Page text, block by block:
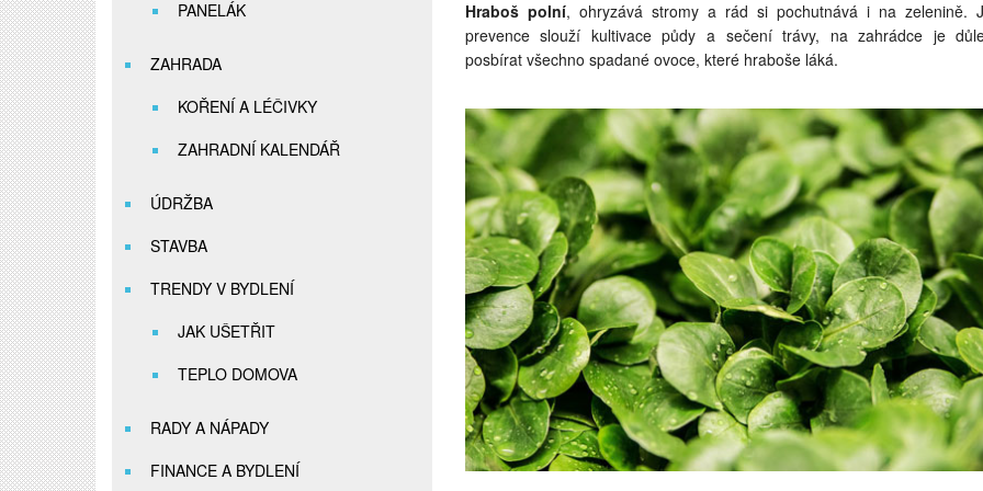
PANELÁK
ZAHRADA
KOŘENÍ A LÉČIVKY
ZAHRADNÍ KALENDÁŘ
ÚDRŽBA
STAVBA
TRENDY V BYDLENÍ
JAK UŠETŘIT
TEPLO DOMOVA
RADY A NÁPADY
FINANCE A BYDLENÍ
Hraboš polní, ohryzává stromy a rád si pochutnává i na zelenině.
prevence slouží kultivace půdy a sečení trávy, na zahrádce je
posbírat všechno spadané ovoce, které hraboše láká.